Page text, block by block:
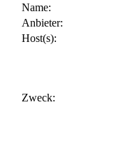
Name:
Anbieter:
Host(s):
Zweck: